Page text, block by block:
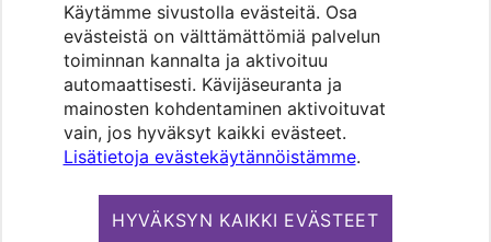
Käytämme sivustolla evästeitä. Osa
evästeistä on välttämättömiä palvelun
toiminnan kannalta ja aktivoituu
automaattisesti. Kävijäseuranta ja
mainosten kohdentaminen aktivoituvat
vain, jos hyväksyt kaikki evästeet.
Lisätietoja evästekäytännöistämme.
HYVÄKSYN KAIKKI EVÄSTEET
MENOHAKU
Pääkaupunkiseudun evankelis-
luterilaisten seurakuntien media.